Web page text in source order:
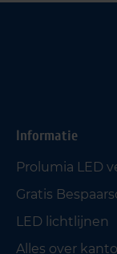
Informatie
Prolumia LED
Gratis
LED lichtlijnen
Alles over